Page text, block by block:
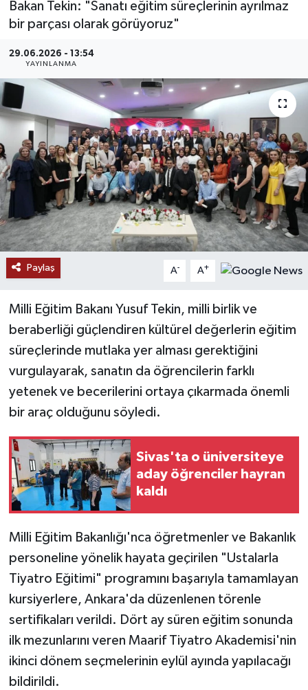
Bakan Tekin: "Sanatı eğitim süreçlerinin ayrılmaz
bir parçası olarak görüyoruz"
29.06.2026 - 13:54
YAYINLANMA
Paylaş A- A+
Milli Eğitim Bakanı Yusuf Tekin, milli birlik ve
beraberliği güçlendiren kültürel değerlerin eğitim
süreçlerinde mutlaka yer alması gerektiğini
vurgulayarak, sanatın da öğrencilerin farklı
yetenek ve becerilerini ortaya çıkarmada önemli
bir araç olduğunu söyledi.
Sivas'ta o üniversiteye
aday öğrenciler hayran
kaldı
Milli Eğitim Bakanlığı'nca öğretmenler ve Bakanlık
personeline yönelik hayata geçirilen "Ustalarla
Tiyatro Eğitimi" programını başarıyla tamamlayan
kursiyerlere, Ankara'da düzenlenen törenle
sertifikaları verildi. Dört ay süren eğitim sonunda
ilk mezunlarını veren Maarif Tiyatro Akademisi'nin
ikinci dönem seçmelerinin eylül ayında yapılacağı
bildirildi.
MAGAZİN
ÖZEL HABER
RESMİ İLANLAR
SAĞLIK
SİYASET
SOSYAL YARDIMLAR
SPONSORLU YAZI
SPOR
TEKNOLOJİ
YAŞAM